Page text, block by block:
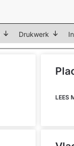
Drukwerk
LEES